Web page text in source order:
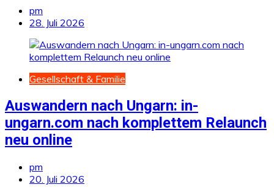
pm
28. Juli 2026
Gesellschaft & Familie
Auswandern nach Ungarn: in-
ungarn.com nach komplettem Relaunch
neu online
pm
20. Juli 2026